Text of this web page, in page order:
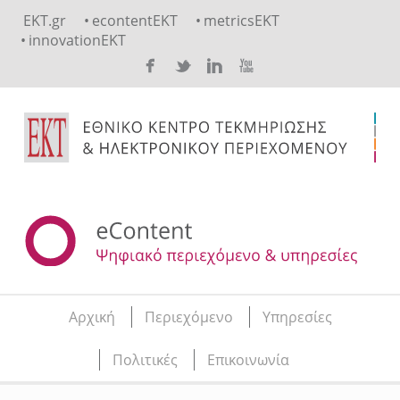
EKT.gr econtentEKT
metricsEKT
innovationEKT
Main menu
Αρχική Περιεχόμενο Υπηρεσίες
Πολιτικές Επικοινωνία